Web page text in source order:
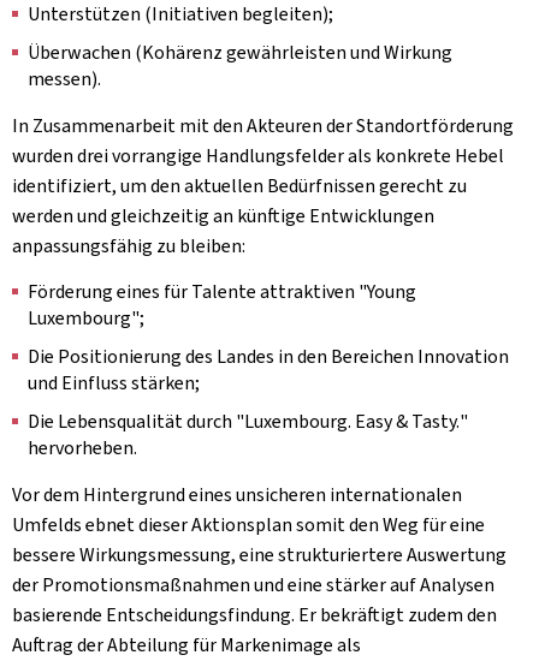
Unterstützen (Initiativen begleiten);
Überwachen (Kohärenz gewährleisten und Wirkung
messen).
In Zusammenarbeit mit den Akteuren der Standortförderung
wurden drei vorrangige Handlungsfelder als konkrete Hebel
identifiziert, um den aktuellen Bedürfnissen gerecht zu
werden und gleichzeitig an künftige Entwicklungen
anpassungsfähig zu bleiben:
Förderung eines für Talente attraktiven "Young
Luxembourg";
Die Positionierung des Landes in den Bereichen Innovation
und Einfluss stärken;
Die Lebensqualität durch "Luxembourg. Easy & Tasty."
hervorheben.
Vor dem Hintergrund eines unsicheren internationalen
Umfelds ebnet dieser Aktionsplan somit den Weg für eine
bessere Wirkungsmessung, eine strukturiertere Auswertung
der Promotionsmaßnahmen und eine stärker auf Analysen
basierende Entscheidungsfindung. Er bekräftigt zudem den
Auftrag der Abteilung für Markenimage als